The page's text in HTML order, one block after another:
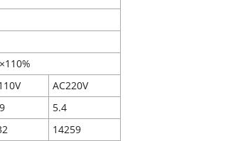
AC220V
5.4
14259